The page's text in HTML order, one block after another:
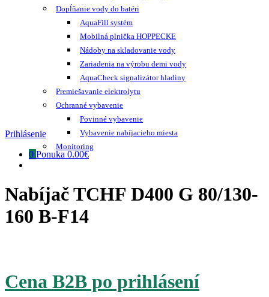
Dopĺňanie vody do batéri
AquaFill systém
Mobilná plnička HOPPECKE
Nádoby na skladovanie vody
Zariadenia na výrobu demi vody
AquaCheck signalizátor hladiny
Premiešavanie elektrolytu
Ochranné vybavenie
Povinné vybavenie
Vybavenie nabíjacieho miesta
Monitoring
Prihlásenie
0 Ponuka 0.00€
Nabíjač TCHF D400 G 80/130-
160 B-F14
Cena B2B po prihlásení